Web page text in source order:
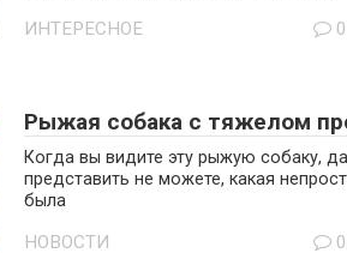
ИНТЕРЕСНОЕ 0
Рыжая собака с тяжелом
Когда вы видите эту рыжую собаку,
представить не можете, какая
была
НОВОСТИ 0